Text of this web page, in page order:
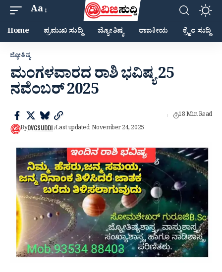
Aa
Home ಪ್ರಮುಖ ಸುದ್ದಿ ಜ್ಯೋತಿಷ್ಯ ರಾಜಕೀಯ ಕ್ರೈಂ ಸುದ್ದಿ
ಜ್ಯೋತಿಷ್ಯ
ಮಂಗಳವಾರದ ರಾಶಿ ಭವಿಷ್ಯ 25
ನವೆಂಬರ್ 2025
ByDVGSUDDI Last updated: November 24, 2025
18 Min Read